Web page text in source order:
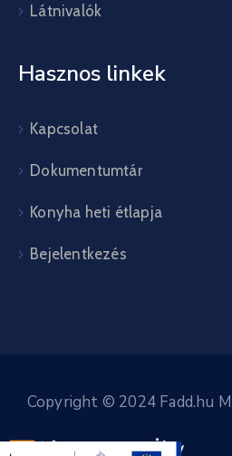
Látnivalók
Hasznos linkek
Kapcsolat
Dokumentumtár
Konyha heti étlapja
Bejelentkezés
Copyright © 2024 Fadd.hu